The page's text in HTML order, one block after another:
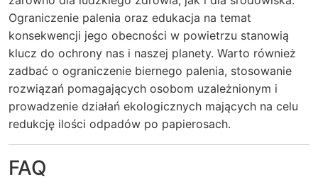
Ograniczenie palenia oraz edukacja na temat
konsekwencji jego obecności w powietrzu stanowią
klucz do ochrony nas i naszej planety. Warto również
zadbać o ograniczenie biernego palenia, stosowanie
rozwiązań pomagających osobom uzależnionym i
prowadzenie działań ekologicznych mających na celu
redukcję ilości odpadów po papierosach.
FAQ